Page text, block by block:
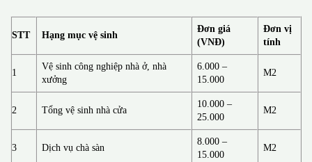
STT Hạng mục vệ sinh
Đơn giá
(VNĐ)
Đơn vị
tính
1
Vệ sinh công nghiệp nhà ở, nhà
xưởng
6.000 –
15.000
M2
2 Tổng vệ sinh nhà cửa
10.000 –
25.000
M2
3 Dịch vụ chà sàn
8.000 –
15.000
M2